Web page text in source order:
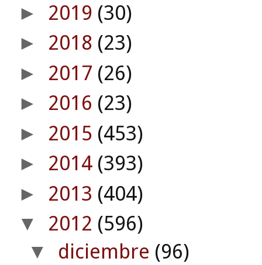
► 2019 (30)
► 2018 (23)
► 2017 (26)
► 2016 (23)
► 2015 (453)
► 2014 (393)
► 2013 (404)
▼ 2012 (596)
▼ diciembre (96)